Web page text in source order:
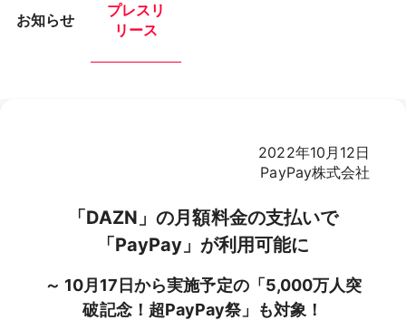
お知らせ
プレスリ
リース
2022年10月12日
PayPay株式会社
「DAZN」の月額料金の支払いで
「PayPay」が利用可能に
～ 10月17日から実施予定の「5,000万人突
破記念！超PayPay祭」も対象！